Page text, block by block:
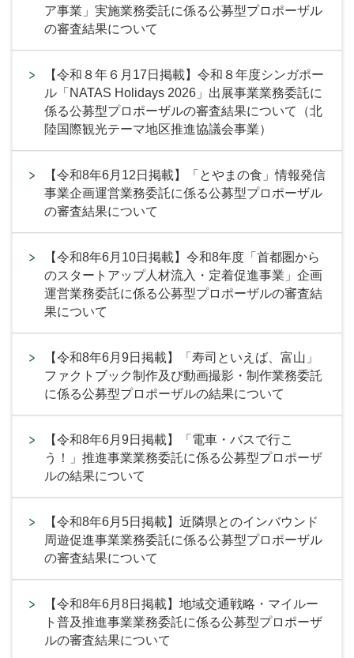
ア事業」実施業務委託に係る公募型プロポーザル
の審査結果について
【令和８年６月17日掲載】令和８年度シンガポー
ル「NATAS Holidays 2026」出展事業業務委託に
係る公募型プロポーザルの審査結果について（北
陸国際観光テーマ地区推進協議会事業）
【令和8年6月12日掲載】「とやまの食」情報発信
事業企画運営業務委託に係る公募型プロポーザル
の審査結果について
【令和8年6月10日掲載】令和8年度「首都圏から
のスタートアップ人材流入・定着促進事業」企画
運営業務委託に係る公募型プロポーザルの審査結
果について
【令和8年6月9日掲載】「寿司といえば、富山」
ファクトブック制作及び動画撮影・制作業務委託
に係る公募型プロポーザルの結果について
【令和8年6月9日掲載】「電車・バスで行こ
う！」推進事業業務委託に係る公募型プロポーザ
ルの結果について
【令和8年6月5日掲載】近隣県とのインバウンド
周遊促進事業業務委託に係る公募型プロポーザル
の審査結果について
【令和8年6月8日掲載】地域交通戦略・マイルー
ト普及推進事業業務委託に係る公募型プロポーザ
ルの審査結果について